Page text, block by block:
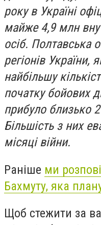
року в Україні
майже 4,9 млн
осіб. Полтавська
регіонів України,
найбільшу
початку бойових
прибулоблизько
Більшість з них
місяці війни.
Раніше ми
Бахмуту, яка
Щоб стежити за